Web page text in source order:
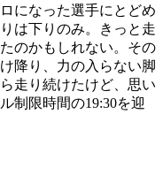
になった選手にとどめ
は下りのみ。きっと走
のかもしれない。その
降り、力の入らない脚
走り続けたけど、思い
制限時間の19:30を迎